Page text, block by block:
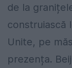
de la
construiască
Unite, pe
prezența.